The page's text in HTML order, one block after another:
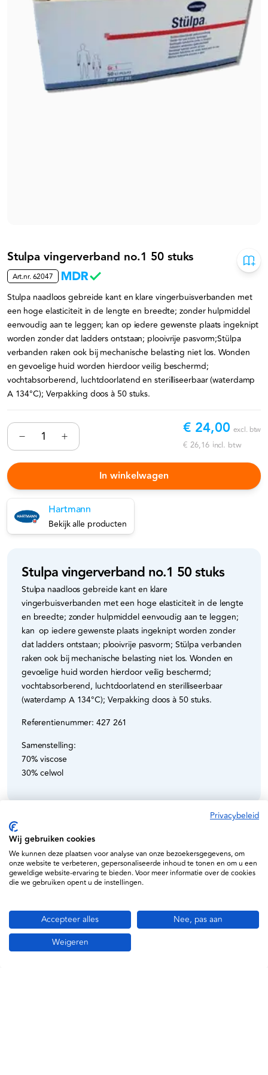
Stulpa vingerverband no.1 50 stuks
Art.nr.62047
Stulpa naadloos gebreide kant en klare vingerbuisverbanden met
een hoge elasticiteit in de lengte en breedte; zonder hulpmiddel
eenvoudig aan te leggen; kan op iedere gewenste plaats ingeknipt
worden zonder dat ladders ontstaan; plooivrije pasvorm;Stülpa
verbanden raken ook bij mechanische belasting niet los. Wonden
en gevoelige huid worden hierdoor veilig beschermd;
vochtabsorberend, luchtdoorlatend en sterilliseerbaar (waterdamp
A 134°C); Verpakking doos à 50 stuks.
€ 24,00 excl. btw
€ 26,16 incl. btw
In winkelwagen
Hartmann
Bekijk alle producten
Stulpa vingerverband no.1 50 stuks
Stulpa naadloos gebreide kant en klare
vingerbuisverbanden met een hoge elasticiteit in de lengte
en breedte; zonder hulpmiddel eenvoudig aan te leggen;
kan op iedere gewenste plaats ingeknipt worden zonder
dat ladders ontstaan; plooivrije pasvorm; Stülpa verbanden
raken ook bij mechanische belasting niet los. Wonden en
gevoelige huid worden hierdoor veilig beschermd;
vochtabsorberend, luchtdoorlatend en sterilliseerbaar
(waterdamp A 134°C); Verpakking doos à 50 stuks.
Referentienummer: 427 261
Samenstelling:
70% viscose
30% celwol
Specificaties
Hartmann
MDR Approved
Privacybeleid
Wij gebruiken cookies
We kunnen deze plaatsen voor analyse van onze bezoekersgegevens, om
onze website te verbeteren, gepersonaliseerde inhoud te tonen en om u een
geweldige website-ervaring te bieden. Voor meer informatie over de cookies
die we gebruiken opent u de instellingen.
Accepteer alles
Nee, pas aan
Weigeren